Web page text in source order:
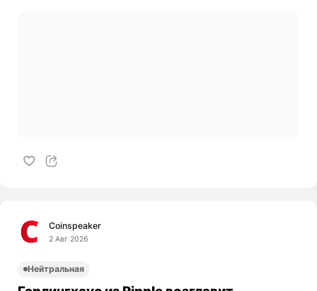
Coinspeaker
2 Авг 2026
Нейтральная